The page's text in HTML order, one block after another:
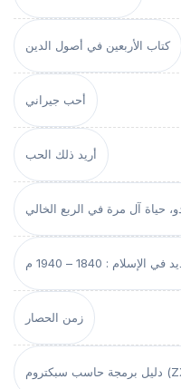
كتاب الأربعين في أصول الدين
أحب جيراني
أريد ذلك الحب
حياة آل مرة في الربع الخالي
الإسلام : 1840 – 1940 م
زمن الحصار